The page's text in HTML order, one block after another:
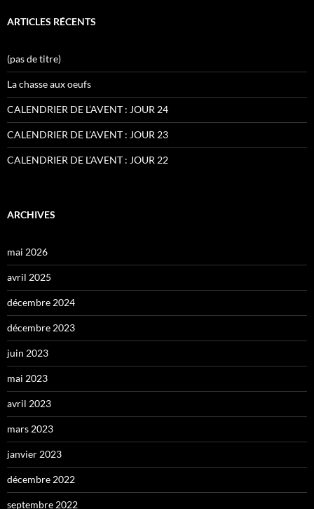
ARTICLES RÉCENTS
(pas de titre)
La chasse aux oeufs
CALENDRIER DE L’AVENT : JOUR 24
CALENDRIER DE L’AVENT : JOUR 23
CALENDRIER DE L’AVENT : JOUR 22
ARCHIVES
mai 2026
avril 2025
décembre 2024
décembre 2023
juin 2023
mai 2023
avril 2023
mars 2023
janvier 2023
décembre 2022
septembre 2022